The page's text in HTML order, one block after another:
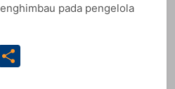
pada pengelola